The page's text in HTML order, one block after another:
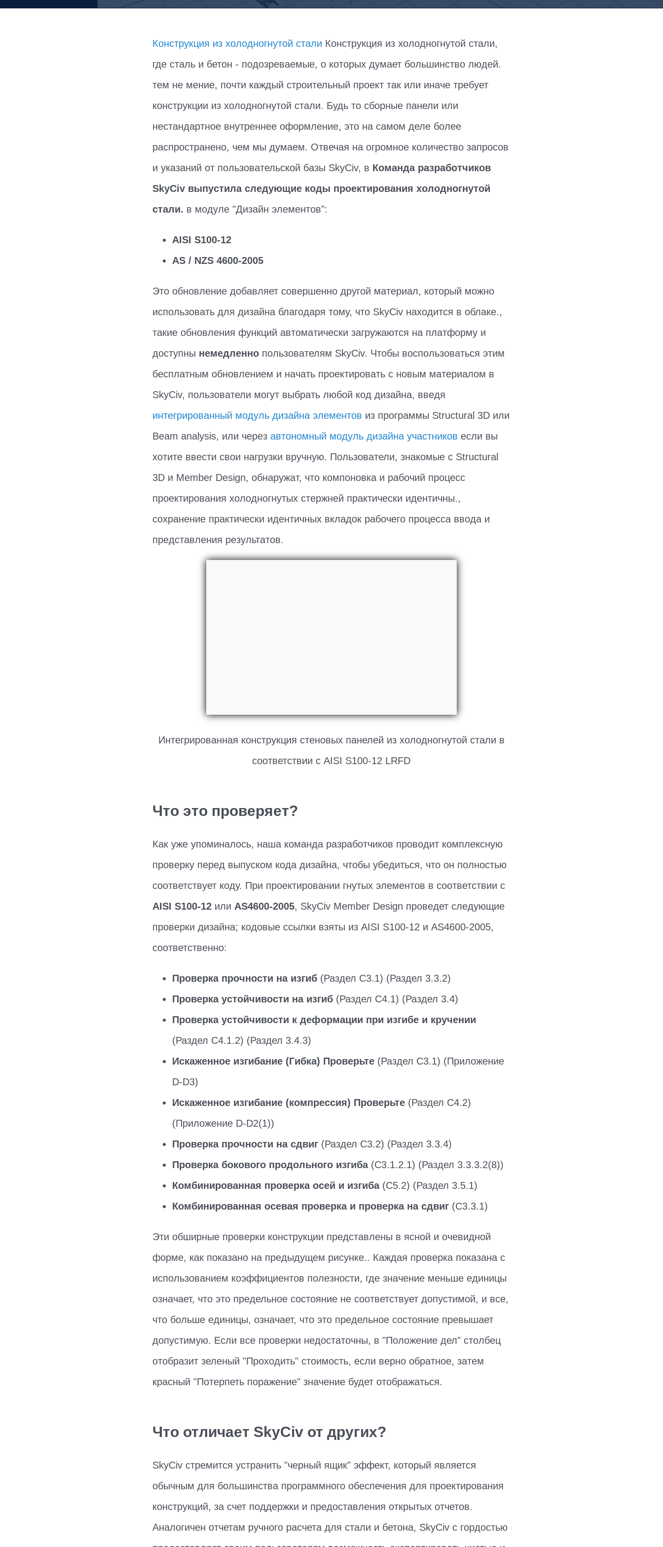
Конструкция из холодногнутой стали Конструкция из холодногнутой стали,
где сталь и бетон - подозреваемые, о которых думает большинство людей.
тем не мение, почти каждый строительный проект так или иначе требует
конструкции из холодногнутой стали. Будь то сборные панели или
нестандартное внутреннее оформление, это на самом деле более
распространено, чем мы думаем. Отвечая на огромное количество запросов
и указаний от пользовательской базы SkyCiv, в Команда разработчиков
SkyCiv выпустила следующие коды проектирования холодногнутой
стали. в модуле "Дизайн элементов":
AISI S100-12
AS / NZS 4600-2005
Это обновление добавляет совершенно другой материал, который можно
использовать для дизайна благодаря тому, что SkyCiv находится в облаке.,
такие обновления функций автоматически загружаются на платформу и
доступны немедленно пользователям SkyCiv. Чтобы воспользоваться этим
бесплатным обновлением и начать проектировать с новым материалом в
SkyCiv, пользователи могут выбрать любой код дизайна, введя
интегрированный модуль дизайна элементов из программы Structural 3D или
Beam analysis, или черезавтономный модуль дизайна участников если вы
хотите ввести свои нагрузки вручную. Пользователи, знакомые с Structural
3D и Member Design, обнаружат, что компоновка и рабочий процесс
проектирования холодногнутых стержней практически идентичны.,
сохранение практически идентичных вкладок рабочего процесса ввода и
представления результатов.
Интегрированная конструкция стеновых панелей из холодногнутой стали в
соответствии с AISI S100-12 LRFD
Что это проверяет?
Как уже упоминалось, наша команда разработчиков проводит комплексную
проверку перед выпуском кода дизайна, чтобы убедиться, что он полностью
соответствует коду. При проектировании гнутых элементов в соответствии с
AISI S100-12 или AS4600-2005, SkyCiv Member Design проведет следующие
проверки дизайна; кодовые ссылки взяты из AISI S100-12 и AS4600-2005,
соответственно:
Проверка прочности на изгиб (Раздел C3.1) (Раздел 3.3.2)
Проверка устойчивости на изгиб (Раздел C4.1) (Раздел 3.4)
Проверка устойчивости к деформации при изгибе и кручении
(Раздел C4.1.2) (Раздел 3.4.3)
Искаженное изгибание (Гибка) Проверьте (Раздел C3.1) (Приложение
D-D3)
Искаженное изгибание (компрессия) Проверьте (Раздел C4.2)
(Приложение D-D2(1))
Проверка прочности на сдвиг (Раздел C3.2) (Раздел 3.3.4)
Проверка бокового продольного изгиба(C3.1.2.1) (Раздел 3.3.3.2(8))
Комбинированная проверка осей и изгиба(C5.2) (Раздел 3.5.1)
Комбинированная осевая проверка и проверка на сдвиг (C3.3.1)
Эти обширные проверки конструкции представлены в ясной и очевидной
форме, как показано на предыдущем рисунке.. Каждая проверка показана с
использованием коэффициентов полезности, где значение меньше единицы
означает, что это предельное состояние не соответствует допустимой, и все,
что больше единицы, означает, что это предельное состояние превышает
допустимую. Если все проверки недостаточны, в "Положение дел" столбец
отобразит зеленый "Проходить" стоимость, если верно обратное, затем
красный "Потерпеть поражение" значение будет отображаться.
Что отличает SkyCiv от других?
SkyCiv стремится устранить "черный ящик" эффект, который является
обычным для большинства программного обеспечения для проектирования
конструкций, за счет поддержки и предоставления открытых отчетов.
Аналогичен отчетам ручного расчета для стали и бетона, SkyCiv с гордостью